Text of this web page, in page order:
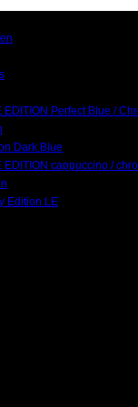
Perfect Blue /
Dark Blue
cappuccino /
Edition LE